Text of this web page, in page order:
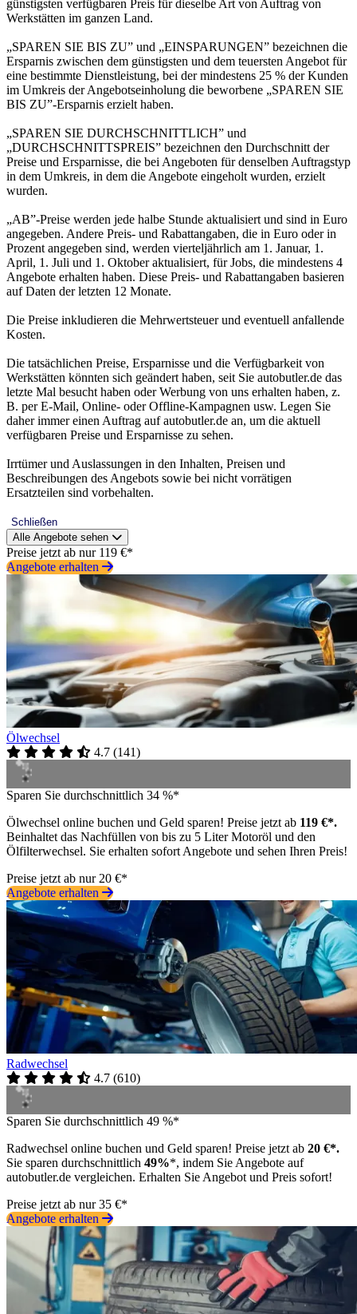
günstigsten verfügbaren Preis für dieselbe Art von Auftrag von
Werkstätten im ganzen Land.
„SPAREN SIE BIS ZU” und „EINSPARUNGEN” bezeichnen die
Ersparnis zwischen dem günstigsten und dem teuersten Angebot für
eine bestimmte Dienstleistung, bei der mindestens 25 % der Kunden
im Umkreis der Angebotseinholung die beworbene „SPAREN SIE
BIS ZU”-Ersparnis erzielt haben.
„SPAREN SIE DURCHSCHNITTLICH” und
„DURCHSCHNITTSPREIS” bezeichnen den Durchschnitt der
Preise und Ersparnisse, die bei Angeboten für denselben Auftragstyp
in dem Umkreis, in dem die Angebote eingeholt wurden, erzielt
wurden.
„AB”-Preise werden jede halbe Stunde aktualisiert und sind in Euro
angegeben. Andere Preis- und Rabattangaben, die in Euro oder in
Prozent angegeben sind, werden vierteljährlich am 1. Januar, 1.
April, 1. Juli und 1. Oktober aktualisiert, für Jobs, die mindestens 4
Angebote erhalten haben. Diese Preis- und Rabattangaben basieren
auf Daten der letzten 12 Monate.
Die Preise inkludieren die Mehrwertsteuer und eventuell anfallende
Kosten.
Die tatsächlichen Preise, Ersparnisse und die Verfügbarkeit von
Werkstätten könnten sich geändert haben, seit Sie autobutler.de das
letzte Mal besucht haben oder Werbung von uns erhalten haben, z.
B. per E-Mail, Online- oder Offline-Kampagnen usw. Legen Sie
daher immer einen Auftrag auf autobutler.de an, um die aktuell
verfügbaren Preise und Ersparnisse zu sehen.
Irrtümer und Auslassungen in den Inhalten, Preisen und
Beschreibungen des Angebots sowie bei nicht vorrätigen
Ersatzteilen sind vorbehalten.
Schließen
Alle Angebote sehen
Preise jetzt ab nur 119 €*
Angebote erhalten
Ölwechsel
4.7 (141)
Sparen Sie durchschnittlich 34 %*
Ölwechsel online buchen und Geld sparen! Preise jetzt ab 119 €*.
Beinhaltet das Nachfüllen von bis zu 5 Liter Motoröl und den
Ölfilterwechsel. Sie erhalten sofort Angebote und sehen Ihren Preis!
Preise jetzt ab nur 20 €*
Angebote erhalten
Radwechsel
4.7 (610)
Sparen Sie durchschnittlich 49 %*
Radwechsel online buchen und Geld sparen! Preise jetzt ab 20 €*.
Sie sparen durchschnittlich 49%*, indem Sie Angebote auf
autobutler.de vergleichen. Erhalten Sie Angebot und Preis sofort!
Preise jetzt ab nur 35 €*
Angebote erhalten